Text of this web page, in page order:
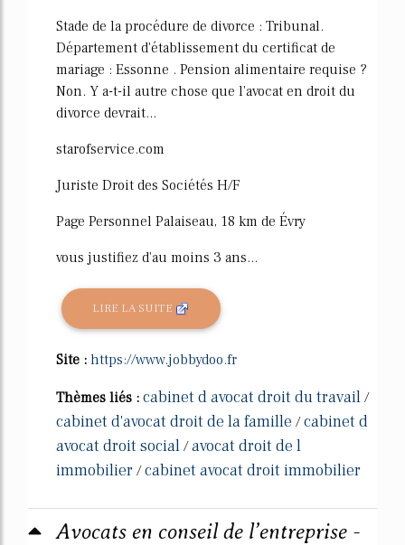
Stade de la procédure de divorce : Tribunal.
Département d'établissement du certificat de
mariage : Essonne . Pension alimentaire requise ?
Non. Y a-t-il autre chose que l'avocat en droit du
divorce devrait...
starofservice.com
Juriste Droit des Sociétés H/F
Page Personnel Palaiseau, 18 km de Évry
vous justifiez d'au moins 3 ans...
LIRE LA SUITE
Site : https://www.jobbydoo.fr
Thèmes liés : cabinet d avocat droit du travail /
cabinet d'avocat droit de la famille /cabinet d
avocat droit social /avocat droit de l
immobilier /cabinet avocat droit immobilier
Avocats en conseil de l’entreprise -